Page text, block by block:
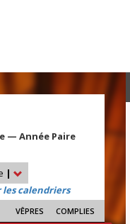
— Année Paire
|
les calendriers
VÊPRES COMPLIES